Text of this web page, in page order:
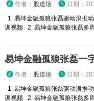
作者： 股道场 日期：
1. 易坤金融孤狼张磊驱动浪推
训视频 2. 易坤金融孤狼张磊多
作者： 股道场 日期：
1. 易坤金融孤狼张磊驱动浪推
训视频 2. 易坤金融孤狼张磊多